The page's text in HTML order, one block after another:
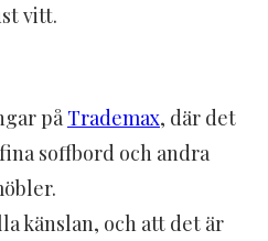
vitt.
på Trademax, där det
soffbord och andra
känslan, och att det är